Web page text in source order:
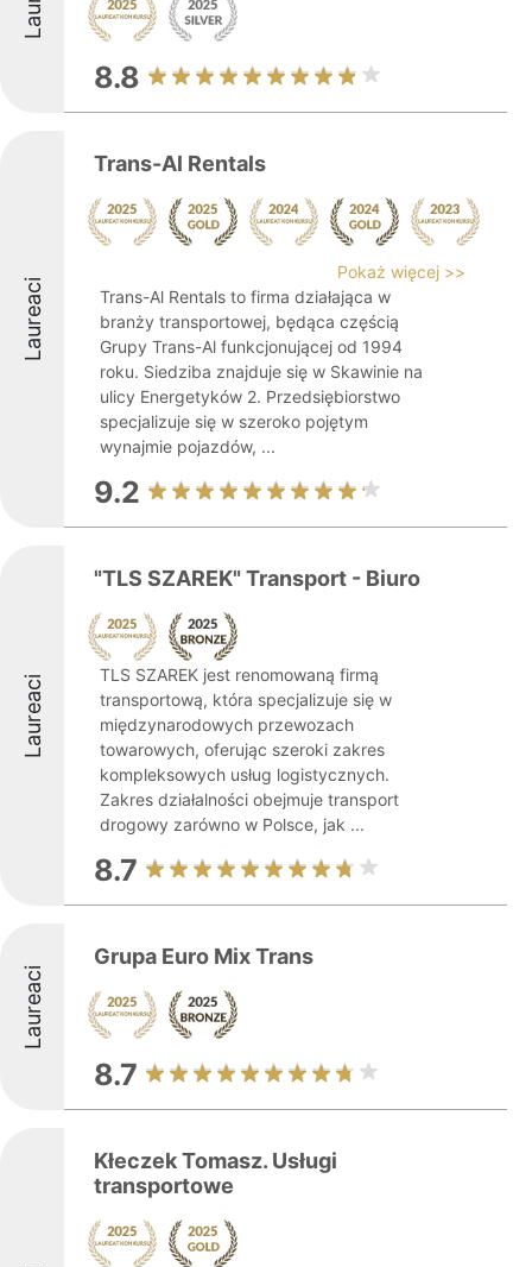
8.8
Laureaci
Trans-Al Rentals
Pokaż więcej >>
Trans-Al Rentals to firma działająca w
branży transportowej, będąca częścią
Grupy Trans-Al funkcjonującej od 1994
roku. Siedziba znajduje się w Skawinie na
ulicy Energetyków 2. Przedsiębiorstwo
specjalizuje się w szeroko pojętym
wynajmie pojazdów, ...
9.2
Laureaci
"TLS SZAREK" Transport - Biuro
TLS SZAREK jest renomowaną firmą
transportową, która specjalizuje się w
międzynarodowych przewozach
towarowych, oferując szeroki zakres
kompleksowych usług logistycznych.
Zakres działalności obejmuje transport
drogowy zarówno w Polsce, jak ...
8.7
Laureaci
Grupa Euro Mix Trans
8.7
Kłeczek Tomasz. Usługi
transportowe